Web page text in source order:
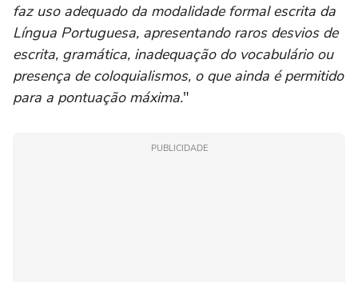
faz uso adequado da modalidade formal escrita da
Língua Portuguesa, apresentando raros desvios de
escrita, gramática, inadequação do vocabulário ou
presença de coloquialismos, o que ainda é permitido
para a pontuação máxima."
PUBLICIDADE